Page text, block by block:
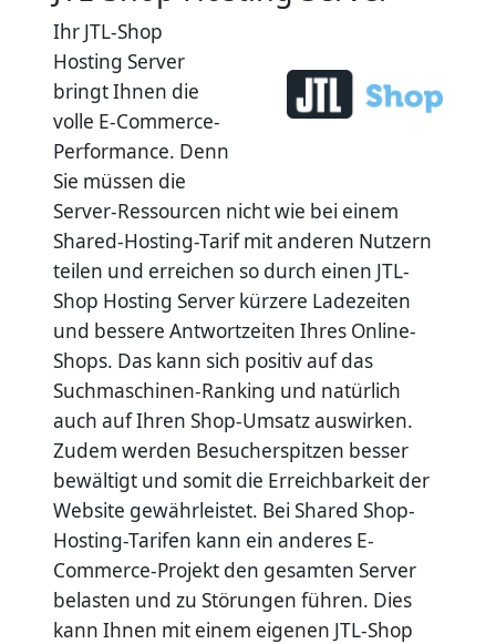
Ihr JTL-Shop
Hosting Server
bringt Ihnen die
volle E-Commerce-
Performance. Denn
Sie müssen die
Server-Ressourcen nicht wie bei einem
Shared-Hosting-Tarif mit anderen Nutzern
teilen und erreichen so durch einen JTL-
Shop Hosting Server kürzere Ladezeiten
und bessere Antwortzeiten Ihres Online-
Shops. Das kann sich positiv auf das
Suchmaschinen-Ranking und natürlich
auch auf Ihren Shop-Umsatz auswirken.
Zudem werden Besucherspitzen besser
bewältigt und somit die Erreichbarkeit der
Website gewährleistet. Bei Shared Shop-
Hosting-Tarifen kann ein anderes E-
Commerce-Projekt den gesamten Server
belasten und zu Störungen führen. Dies
kann Ihnen mit einem eigenen JTL-Shop